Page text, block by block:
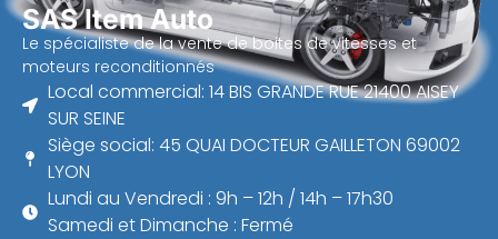
SAS Item Auto
Le spécialiste de la vente de boites de vitesses et
moteurs reconditionnés
Local commercial: 14 BIS GRANDE RUE 21400 AISEY
SUR SEINE
Siège social: 45 QUAI DOCTEUR GAILLETON 69002
LYON
Lundi au Vendredi : 9h – 12h / 14h – 17h30
Samedi et Dimanche : Fermé